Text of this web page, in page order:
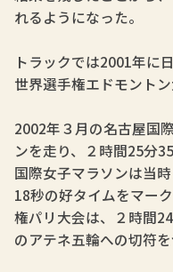
れるようになった。
トラックでは2001年に
世界選手権エドモント
2002年３月の名古屋国
ンを走り、２時間25分
国際女子マラソンは当
18秒の好タイムをマー
権パリ大会は、２時間
のアテネ五輪への切符を